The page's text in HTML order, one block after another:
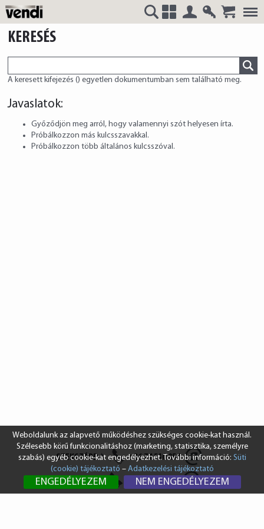
VENDI
HUNGÁRIA
SZEKSZÁRD +36 74 510 054
info@vendi.hu
BUDAPEST +36 1 431 8687
KERESÉS
A keresett kifejezés () egyetlen dokumentumban sem található meg.
Javaslatok:
Győződjön meg arról, hogy valamennyi szót helyesen írta.
Próbálkozzon más kulcsszavakkal.
Próbálkozzon több általános kulcsszóval.
Weboldalunk az alapvető működéshez szükséges cookie-kat használ.
Szélesebb körű funkcionalitáshoz (marketing, statisztika, személyre
szabás) egyéb cookie-kat engedélyezhet. További információ: Süti
(cookie) tájékoztató – Adatkezelési tájékoztató
ENGEDÉLYEZEM NEM ENGEDÉLYEZEM